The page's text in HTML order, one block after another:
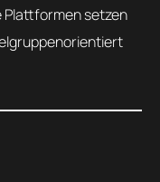
Plattformen setzen